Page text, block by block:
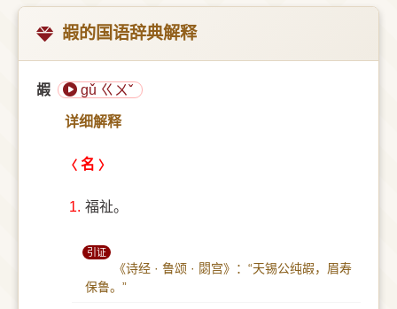
嘏的国语辞典解释
嘏 gǔ ㄍㄨˇ
详细解释
名
1. 福祉。
引证
《诗经 · 鲁颂 · 閟宫》：“天锡公纯嘏，眉寿
保鲁。”